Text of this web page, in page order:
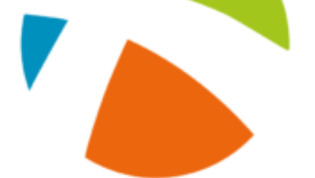
Bouillottes
Parfums et bougies d'ambiance
Beauté au naturel